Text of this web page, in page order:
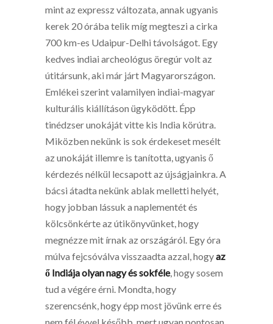
mint az expressz változata, annak ugyanis
kerek 20 órába telik míg megteszi a cirka
700 km-es Udaipur-Delhi távolságot. Egy
kedves indiai archeológus öregúr volt az
útitársunk, aki már járt Magyarországon.
Emlékei szerint valamilyen indiai-magyar
kulturális kiállításon ügyködött. Épp
tinédzser unokáját vitte kis India körútra.
Miközben nekünk is sok érdekeset mesélt
az unokáját illemre is tanította, ugyanis ő
kérdezés nélkül lecsapott az újságjainkra. A
bácsi átadta nekünk ablak melletti helyét,
hogy jobban lássuk a naplementét és
kölcsönkérte az útikönyvünket, hogy
megnézze mit írnak az országáról. Egy óra
múlva fejcsóválva visszaadta azzal, hogyaz
ő Indiája olyan nagy és sokféle, hogy sosem
tud a végére érni. Mondta, hogy
szerencsénk, hogy épp most jövünk erre és